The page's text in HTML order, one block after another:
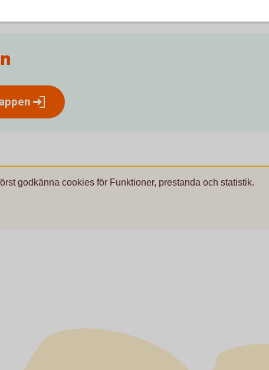
appen
godkänna cookies för Funktioner, prestanda och statistik.